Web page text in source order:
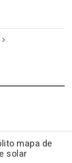
mapa de
solar